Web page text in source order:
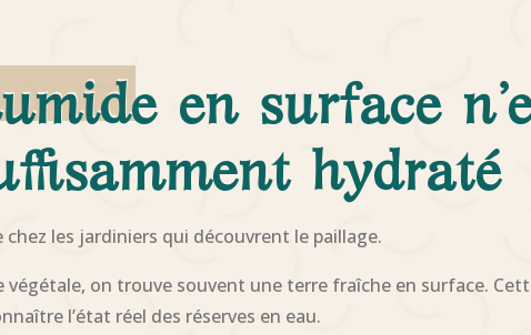
en surface
hydraté
chez les jardiniers qui découvrent le paillage.
végétale, on trouve souvent une terre fraîche en surface.
l’état réel des réserves en eau.